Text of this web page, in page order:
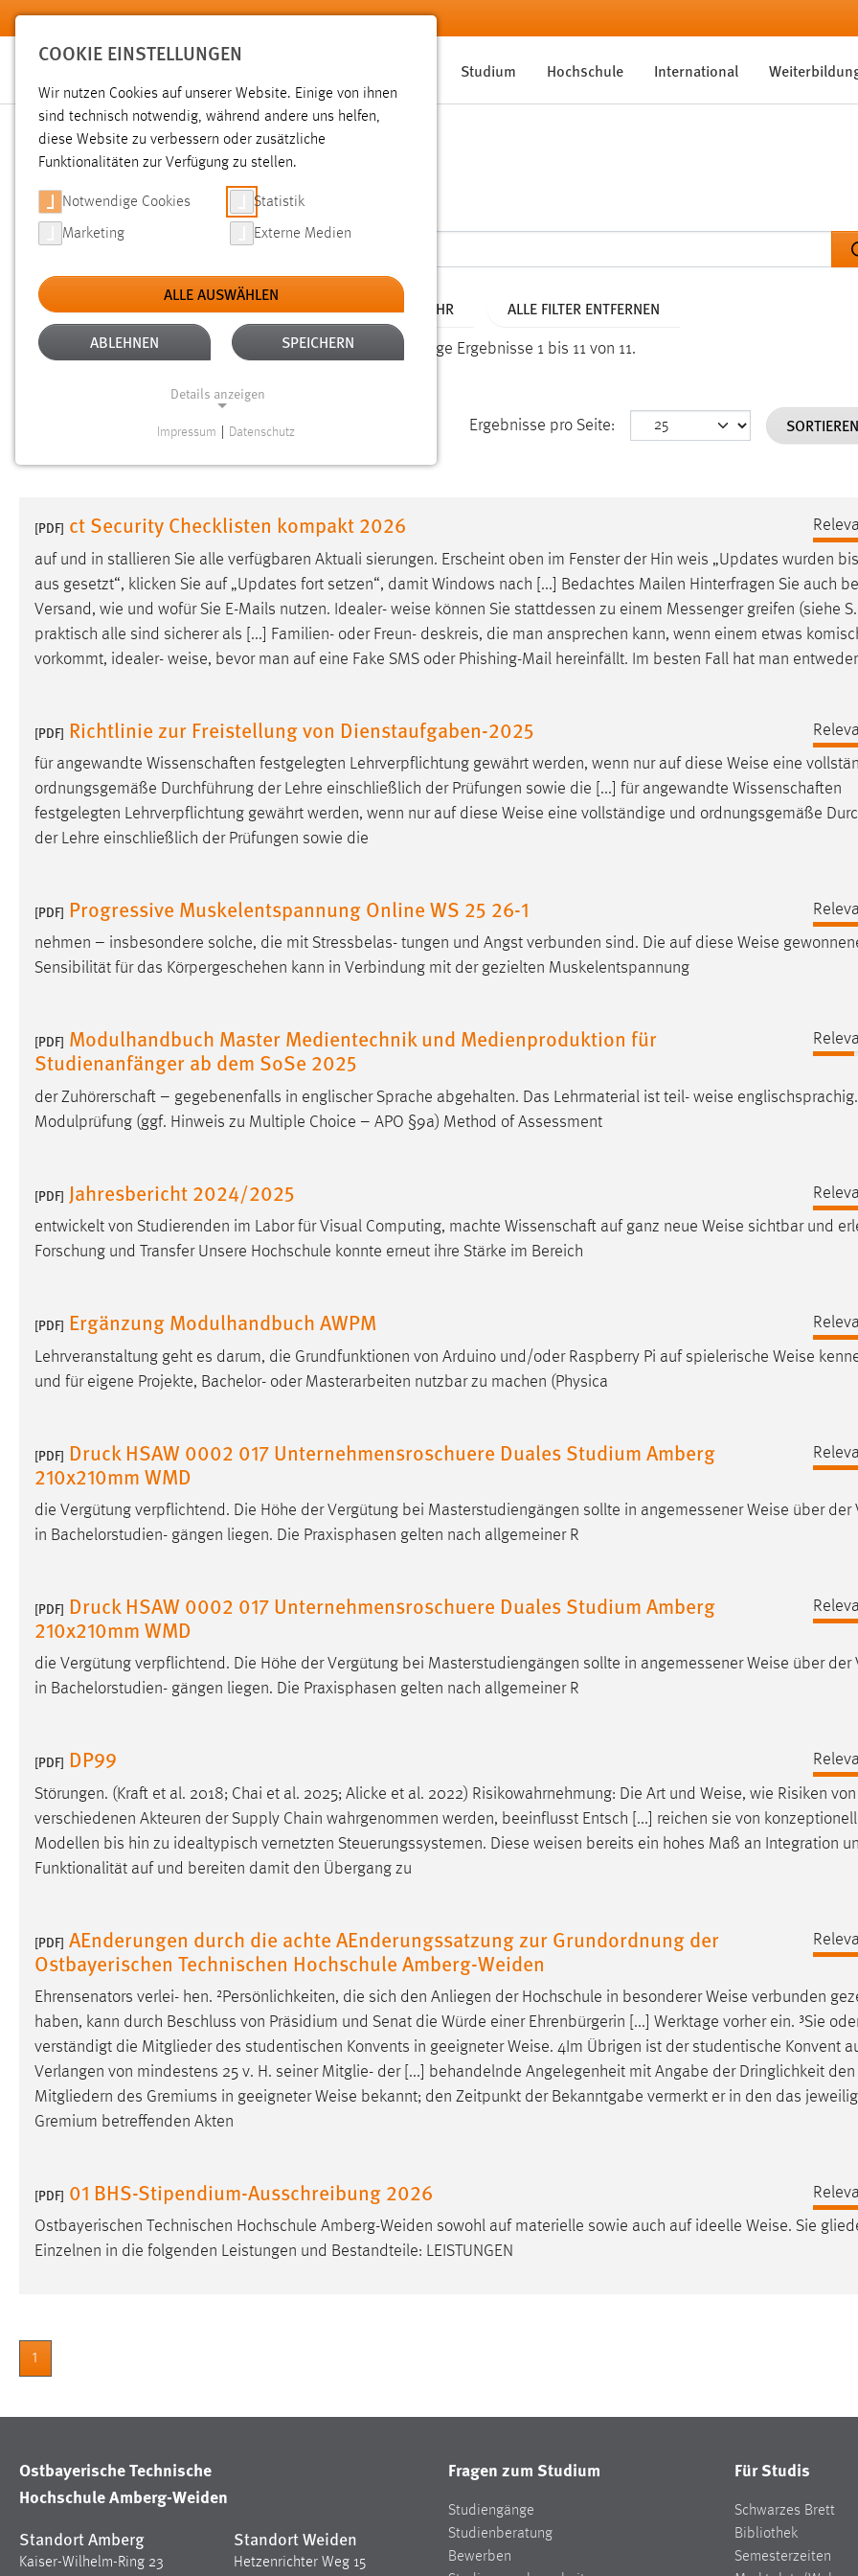
Zum Hauptinhalt springen
Studium Hochschule International
SUCHE
Aktive Filter: TYP: DATEIEN ALTER: 6 MONATE BIS 1 JAHR ALLE FILTER ENTFERNEN
Gesucht nach "weis". Es wurden 11 Ergebnisse gefunden. Zeige Ergebnisse 1 bis 11 von 11.
Ergebnisse pro Seite:
[PDF] ct Security Checklisten kompakt 2026
auf und in­ stallieren Sie alle verfügbaren Aktuali­ sierungen. Erscheint oben im Fenster der Hin­ weis „Updates wurden
aus­ gesetzt“, klicken Sie auf „Updates fort­ setzen“, damit Windows nach [...] Bedachtes Mailen Hinterfragen Sie auch
Versand, wie und wofür Sie E-Mails nutzen. Idealer- weise können Sie stattdessen zu einem Messenger greifen (siehe
praktisch alle sind sicherer als [...] Familien- oder Freun- deskreis, die man ansprechen kann, wenn einem etwas
vorkommt, idealer- weise, bevor man auf eine Fake SMS oder Phishing-Mail hereinfällt. Im besten Fall hat man
[PDF] Richtlinie zur Freistellung von Dienstaufgaben-2025
für angewandte Wissenschaften festgelegten Lehrverpflichtung gewährt werden, wenn nur auf diese Weise eine
ordnungsgemäße Durchführung der Lehre einschließlich der Prüfungen sowie die [...] für angewandte Wissenschaften
festgelegten Lehrverpflichtung gewährt werden, wenn nur auf diese Weise eine vollständige und ordnungsgemäße
der Lehre einschließlich der Prüfungen sowie die
[PDF] Progressive Muskelentspannung Online WS 25 26-1
nehmen – insbesondere solche, die mit Stressbelas- tungen und Angst verbunden sind. Die auf diese Weise
Sensibilität für das Körpergeschehen kann in Verbindung mit der gezielten Muskelentspannung
[PDF] Modulhandbuch Master Medientechnik und Medienproduktion für
Studienanfänger ab dem SoSe 2025
der Zuhörerschaft – gegebenenfalls in englischer Sprache abgehalten. Das Lehrmaterial ist teil- weise englischsprachig.
Modulprüfung (ggf. Hinweis zu Multiple Choice – APO §9a) Method of Assessment
[PDF] Jahresbericht 2024/2025
entwickelt von Studierenden im Labor für Visual Computing, machte Wissenschaft auf ganz neue Weise sichtbar und
Forschung und Transfer Unsere Hochschule konnte erneut ihre Stärke im Bereich
[PDF] Ergänzung Modulhandbuch AWPM
Lehrveranstaltung geht es darum, die Grundfunktionen von Arduino und/oder Raspberry Pi auf spielerische Weise
und für eigene Projekte, Bachelor- oder Masterarbeiten nutzbar zu machen (Physica
[PDF] Druck HSAW 0002 017 Unternehmensroschuere Duales Studium Amberg
210x210mm WMD
die Vergütung verpflichtend. Die Höhe der Vergütung bei Masterstudiengängen sollte in angemessenerWeise über der
in Bachelorstudien- gängen liegen. Die Praxisphasen gelten nach allgemeiner R
[PDF] Druck HSAW 0002 017 Unternehmensroschuere Duales Studium Amberg
210x210mm WMD
die Vergütung verpflichtend. Die Höhe der Vergütung bei Masterstudiengängen sollte in angemessenerWeise über der
in Bachelorstudien- gängen liegen. Die Praxisphasen gelten nach allgemeiner R
[PDF] DP99
Störungen. (Kraft et al. 2018; Chai et al. 2025; Alicke et al. 2022) Risikowahrnehmung: Die Art und Weise, wie Risiken von
verschiedenen Akteuren der Supply Chain wahrgenommen werden, beeinflusst Entsch [...] reichen sie von
Modellen bis hin zu idealtypisch vernetzten Steuerungssystemen. Diese weisen bereits ein hohes Maß an Integration
Funktionalität auf und bereiten damit den Übergang zu
[PDF] AEnderungen durch die achte AEnderungssatzung zur Grundordnung der
Ostbayerischen Technischen Hochschule Amberg-Weiden
Ehrensenators verlei- hen. ²Persönlichkeiten, die sich den Anliegen der Hochschule in besondererWeise verbunden
haben, kann durch Beschluss von Präsidium und Senat die Würde einer Ehrenbürgerin [...] Werktage vorher ein. ³Sie
verständigt die Mitglieder des studentischen Konvents in geeigneterWeise. 4Im Übrigen ist der studentische Konvent
Verlangen von mindestens 25 v. H. seiner Mitglie- der [...] behandelnde Angelegenheit mit Angabe der Dringlichkeit den
Mitgliedern des Gremiums in geeigneterWeise bekannt; den Zeitpunkt der Bekanntgabe vermerkt er in den das
Gremium betreffenden Akten
[PDF] 01 BHS-Stipendium-Ausschreibung 2026
Ostbayerischen Technischen Hochschule Amberg-Weiden sowohl auf materielle sowie auch auf ideelle Weise. Sie
Einzelnen in die folgenden Leistungen und Bestandteile: LEISTUNGEN
1
Ostbayerische Technische
Hochschule Amberg-Weiden
Standort Amberg
Kaiser-Wilhelm-Ring 23
Standort Weiden
Hetzenrichter Weg 15
Fragen zum Studium
Studiengänge
Studienberatung
Bewerben
Für Studis
Schwarzes Brett
Bibliothek
Semesterzeiten
COOKIE EINSTELLUNGEN
Wir nutzen Cookies auf unserer Website. Einige von ihnen
sind technisch notwendig, während andere uns helfen,
diese Website zu verbessern oder zusätzliche
Funktionalitäten zur Verfügung zu stellen.
Notwendige Cookies Statistik
Marketing Externe Medien
ALLE AUSWÄHLEN
ABLEHNEN SPEICHERN
Details anzeigen
Website erforderlich.
Einverständnis
Name: cookie_consent
Dieser Cookie speichert die
ausgewählten Einverständnis-Optionen
Cookie Laufzeit: 1 Jahr
Performance
Name: staticfilecache
Sprachpräferenz
Sprache der Website.
mibew_locale, mibew-chat-frame-style-
5e9dbeb1811c0446
Zweck:
Wird benötigt um die Chatfunktion
style-5e9dbeb1811c0446 =
Sitzungslaufzeit, mibew_locale = 3
Name: fe_user, be_user, be_lastLoginProvider
Zweck:
Dieser Cookie ist notwendig um sich an
STATISTIK
Statistik Cookies erfassen Informationen anonym.
Diese Informationen helfen uns zu verstehen, wie
Matomo
Name: _pk_ref, _pk_cvar, _pk_id, _pk_ses
Zweck:
Cookie Laufzeit: Max. 13 Monate
MARKETING
Marketing Cookies werden von Drittanbietern
verwendet, um personalisierte Werbung anzuzeigen.
Sie tun dies, indem sie Besucher über Websites
hinweg verfolgen.
Google Ads
Name: _gcl_au
Zweck: Conversion-Tracking
Cookie Laufzeit:
Um Inhalte von Videoplattformen und Social Media
Impressum Datenschutz